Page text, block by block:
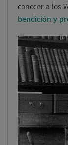
conocer a los
bendición y